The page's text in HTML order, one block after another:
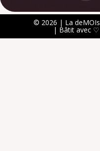
© 2026 | La
| Bâtit avec